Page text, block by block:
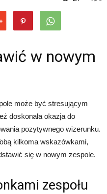
w nowym
może być stresującym
doskonała okazja do
pozytywnego wizerunku.
kilkoma wskazówkami,
się w nowym zespole.
zespołu